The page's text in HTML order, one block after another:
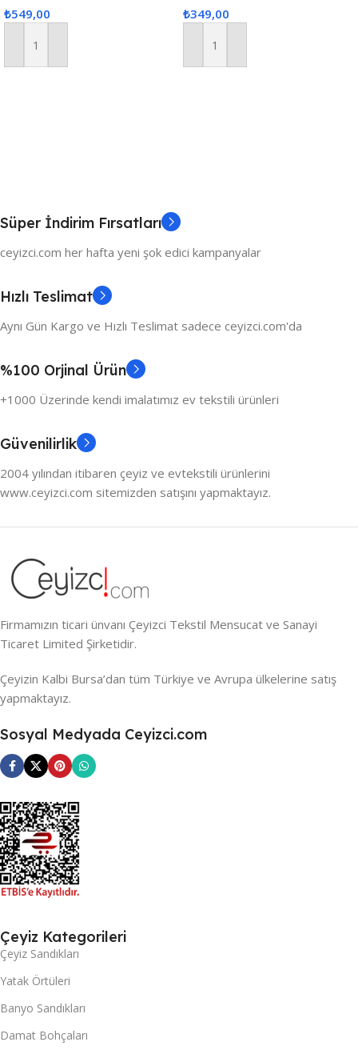
Hurcu, Bohça Gelin Hurç Seti
₺549,00
Sepete Ekle
₺349,00
Sepete Ekle
Süper İndirim Fırsatları
ceyizci.com her hafta yeni şok edici kampanyalar
Hızlı Teslimat
Aynı Gün Kargo ve Hızlı Teslimat sadece ceyizci.com'da
%100 Orjinal Ürün
+1000 Üzerinde kendi imalatımız ev tekstili ürünleri
Güvenilirlik
2004 yılından itibaren çeyiz ve evtekstili ürünlerini
www.ceyizci.com sitemizden satışını yapmaktayız.
Firmamızın ticari ünvanı Çeyizci Tekstil Mensucat ve Sanayi
Ticaret Limited Şirketidir.
Çeyizin Kalbi Bursa’dan tüm Türkiye ve Avrupa ülkelerine satış
yapmaktayız.
Sosyal Medyada Ceyizci.com
Çeyiz Kategorileri
Çeyiz Sandıkları
Yatak Örtüleri
Banyo Sandıkları
Damat Bohçaları